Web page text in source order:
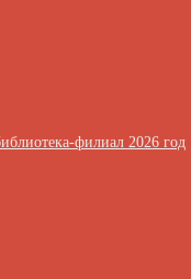
филиал 2026 год